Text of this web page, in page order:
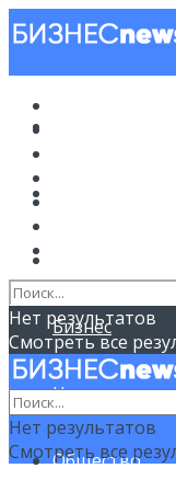
Бизнес
Общество
Нет результатов
Смотреть все
Нет результатов
Смотреть все